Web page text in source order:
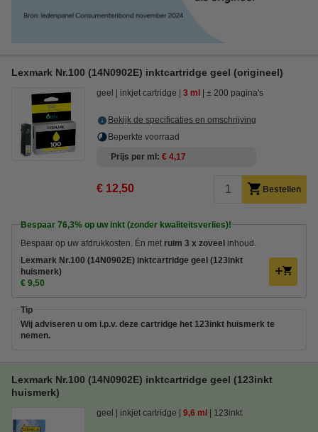
Lexmark Nr.100 (14N0902E) inktcartridge geel (origineel)
geel inkjet cartridge 3 ml ± 200 pagina's
Bekijk de specificaties en omschrijving
Beperkte voorraad
Prijs per ml
€ 4,17
€ 12,50 Bestellen
Bespaar 76,3% op uw inkt (zonder kwaliteitsverlies)!
Bespaar op uw afdrukkosten. Én met ruim 3 x zoveel inhoud.
Lexmark Nr.100 (14N0902E) inktcartridge geel (123inkt
huismerk)
€ 9,50
Tip
Wij adviseren u om i.p.v. deze cartridge het 123inkt huismerk te
nemen.
Lexmark Nr.100 (14N0902E) inktcartridge geel (123inkt
huismerk)
geel inkjet cartridge 9,6 ml 123inkt